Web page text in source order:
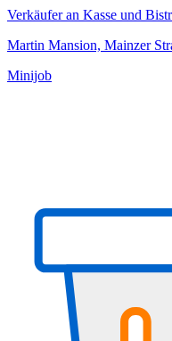
Verkäufer an Kasse und
Martin Mansion, Mainzer
Minijob